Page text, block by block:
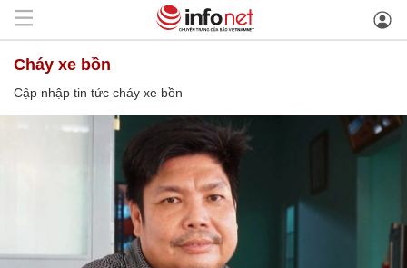
cháy xe bồn
Cập nhập tin tức cháy xe bồn